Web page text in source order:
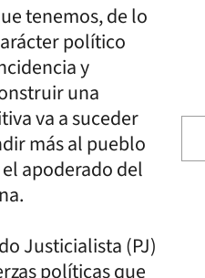
tenemos, de lo
político
y
una
va a suceder
más al pueblo
apoderado del
Justicialista (PJ)
políticas que